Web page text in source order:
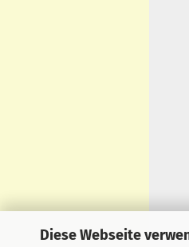
Diese Webseite